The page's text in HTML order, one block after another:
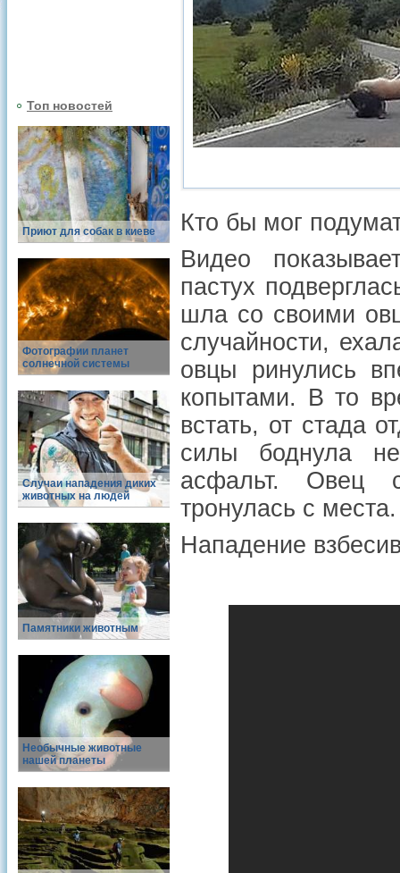
Топ новостей
Приют для собак в киеве
Фотографии планет
солнечной системы
Случаи нападения диких
животных на людей
Памятники животным
Необычные животные
нашей планеты
Кто бы мог
Видео
пастух
шла со своими
случайности,
овцы ринулись
копытами. В то
встать, от стада
силы боднула
асфальт. Овец
тронулась с места.
Нападение